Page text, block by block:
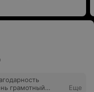
грамотный
Еще